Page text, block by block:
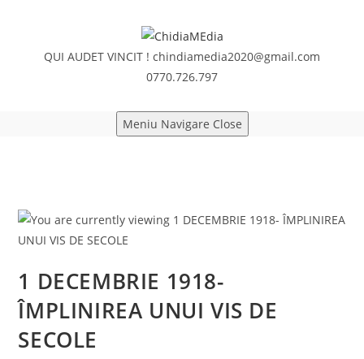
QUI AUDET VINCIT ! chindiamedia2020@gmail.com
0770.726.797
Meniu Navigare Close
1 DECEMBRIE 1918-
ÎMPLINIREA UNUI VIS DE
SECOLE